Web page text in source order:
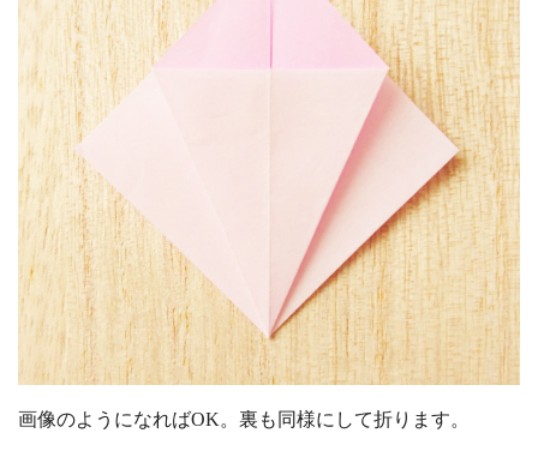
画像のようになればOK。裏も同様にして折ります。